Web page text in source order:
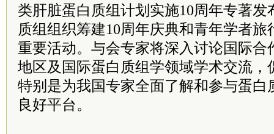
类肝脏蛋白质组计划实施10周年专著发
质组组织筹建10周年庆典和青年学者
重要活动。与会专家将深入讨论国际合
地区及国际蛋白质组学领域学术交流，
特别是为我国专家全面了解和参与蛋白
良好平台。